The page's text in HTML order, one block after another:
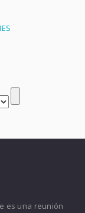
es una reunión